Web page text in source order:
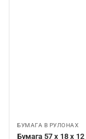
БУМАГА В РУЛОНАХ
Бумага 57 х 18 х 12